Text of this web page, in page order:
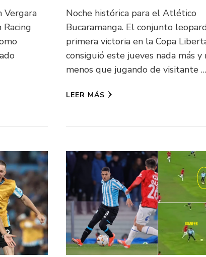
Vergara
Noche histórica para el Atlético
Bucaramanga. El conjunto
primera victoria en la Copa
consiguió este jueves nada más y
menos que jugando de visitante …
LEER MÁS